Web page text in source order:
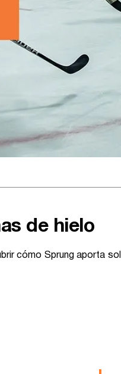
de hielo
cómo Sprung aporta